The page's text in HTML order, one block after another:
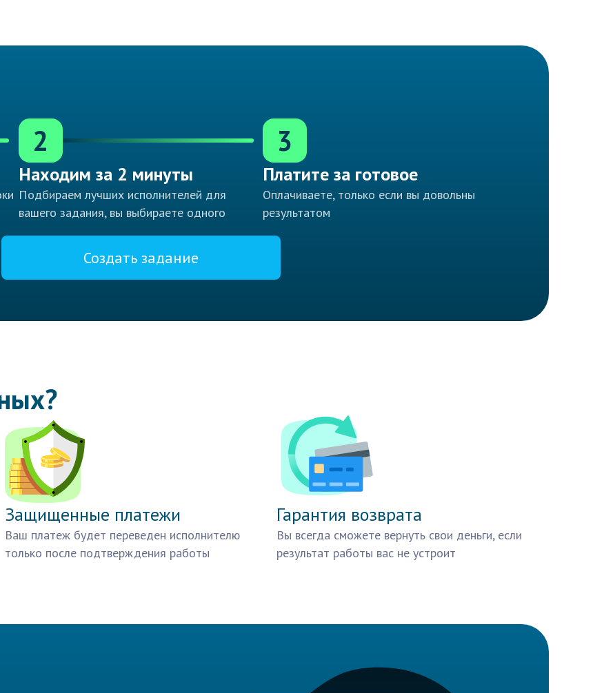
2
Находим за 2 минуты
Подбираем лучших исполнителей для
вашего задания, вы выбираете одного
3
Платите за готовое
Оплачиваете, только если вы довольны
результатом
Создать задание
Защищенные платежи
Ваш платеж будет переведен исполнителю
только после подтверждения работы
Гарантия возврата
Вы всегда сможете вернуть свои деньги, если
результат работы вас не устроит